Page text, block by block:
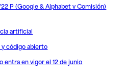
P (Google & Alphabet v Comisión)
artificial
código abierto
entra en vigor el 12 de junio